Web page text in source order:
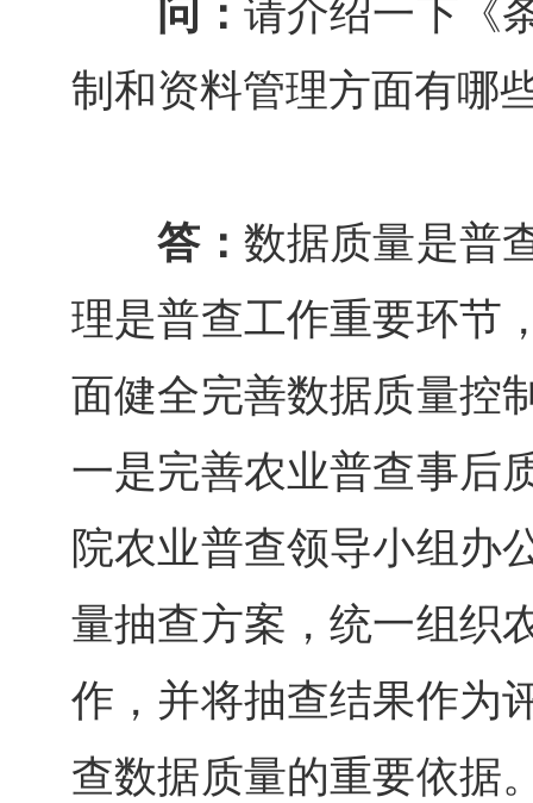
问： 请介绍一下《
制和资料管理方面有哪
答： 数据质量是普
理是普查工作重要环节
面健全完善数据质量控
一是完善农业普查事后
院农业普查领导小组办
量抽查方案，统一组织
作，并将抽查结果作为
查数据质量的重要依据